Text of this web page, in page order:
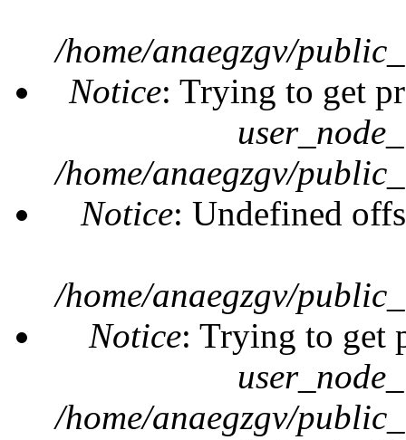
/home/anaegzgv/
Notice: Trying to get
/home/anaegzgv/
Notice: Undefined
/home/anaegzgv/
Notice: Trying to get
/home/anaegzgv/